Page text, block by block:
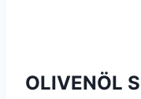
OLIVENÖL